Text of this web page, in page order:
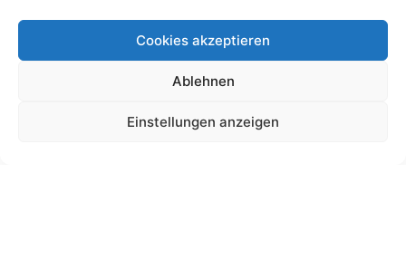
Cookies akzeptieren
Ablehnen
Einstellungen anzeigen
Schultütendesign „Aurora“